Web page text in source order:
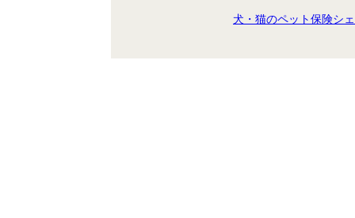
犬・猫のペット保険シ